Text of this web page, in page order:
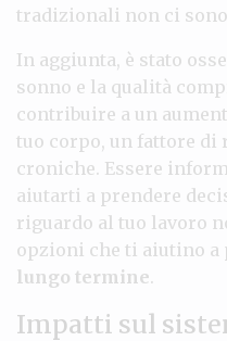
tradizionali non ci
In aggiunta, è stato
sonno e la qualità
contribuire a un
tuo corpo, un fattore
croniche. Essere
aiutarti a prendere
riguardo al tuo lavoro
opzioni che ti aiutino a
lungo termine.
Impatti sul